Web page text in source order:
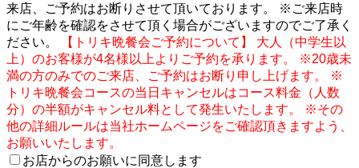
来店、ご予約はお断りさせて頂いております。 ※ご来店時
にご年齢を確認をさせて頂く場合がございますのでご了承く
ださい。
【トリキ晩餐会ご予約について】 大人（中学生以
上）のお客様が4名様以上よりご予約を承ります。 ※20歳未
満の方のみでのご来店、ご予約はお断り申し上げます。 ※
トリキ晩餐会コースの当日キャンセルはコース料金（人数
分）の半額がキャンセル料として発生いたします。 ※その
他の詳細ルールは当社ホームページをご確認頂きますよう、
お願いいたします。
お店からのお願いに同意します